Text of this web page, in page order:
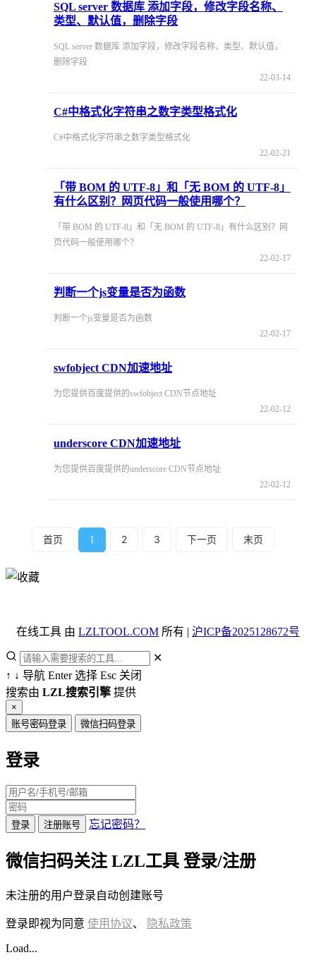
SQL server 数据库 添加字段，修改字段名称、
类型、默认值，删除字段
SQL server 数据库 添加字段，修改字段名称、类型、默认值，
删除字段
22-03-14
C#中格式化字符串之数字类型格式化
C#中格式化字符串之数字类型格式化
22-02-21
「带 BOM 的 UTF-8」和「无 BOM 的 UTF-8」
有什么区别？网页代码一般使用哪个？
「带 BOM 的 UTF-8」和「无 BOM 的 UTF-8」有什么区别？网
页代码一般使用哪个？
22-02-17
判断一个js变量是否为函数
判断一个js变量是否为函数
22-02-17
swfobject CDN加速地址
为您提供百度提供的swfobject CDN节点地址
22-02-12
underscore CDN加速地址
为您提供百度提供的underscore CDN节点地址
22-02-12
首页 1 2 3 下一页 末页
在线工具 由 LZLTOOL.COM 所有 | 沪ICP备2025128672号
✕
↑ ↓ 导航 Enter选择 Esc 关闭
搜索由 LZL搜索引擎提供
×
账号密码登录
微信扫码登录
登录
登录 注册账号 忘记密码？
微信扫码关注 LZL工具 登录/注册
未注册的用户登录自动创建账号
登录即视为同意 使用协议、 隐私政策
Load...